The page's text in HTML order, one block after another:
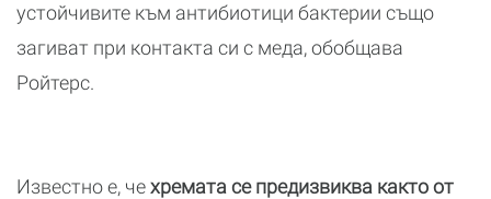
устойчивите към антибиотици бактерии също
загиват при контакта си с меда, обобщава
Ройтерс.
Известно е, чехремата се предизвиква както от